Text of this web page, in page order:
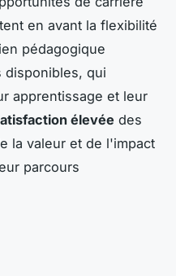
en avant la flexibilité
pédagogique
disponibles, qui
apprentissage et leur
élevée des
la valeur et de l'impact
parcours